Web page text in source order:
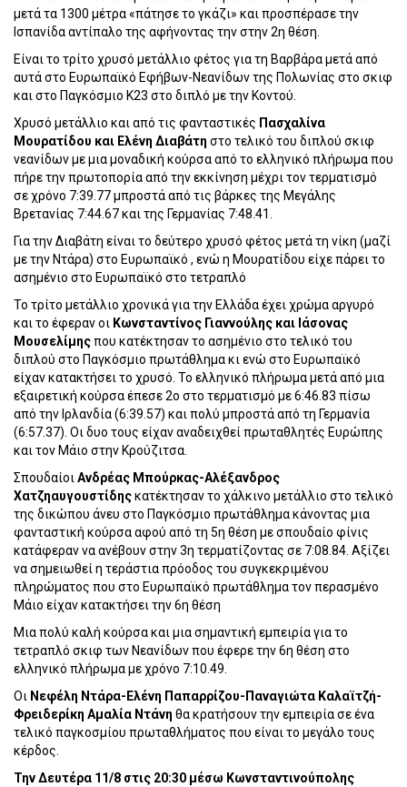
μετά τα 1300 μέτρα «πάτησε το γκάζι» και προσπέρασε την
Ισπανίδα αντίπαλο της αφήνοντας την στην 2η θέση.
Είναι το τρίτο χρυσό μετάλλιο φέτος για τη Βαρβάρα μετά από
αυτά στο Ευρωπαϊκό Εφήβων-Νεανίδων της Πολωνίας στο σκιφ
και στο Παγκόσμιο Κ23 στο διπλό με την Κοντού.
Χρυσό μετάλλιο και από τις φανταστικές Πασχαλίνα
Μουρατίδου και Ελένη Διαβάτη στο τελικό του διπλού σκιφ
νεανίδων με μια μοναδική κούρσα από το ελληνικό πλήρωμα που
πήρε την πρωτοπορία από την εκκίνηση μέχρι τον τερματισμό
σε χρόνο 7:39.77 μπροστά από τις βάρκες της Μεγάλης
Βρετανίας 7:44.67 και της Γερμανίας 7:48.41.
Για την Διαβάτη είναι το δεύτερο χρυσό φέτος μετά τη νίκη (μαζί
με την Ντάρα) στο Ευρωπαϊκό , ενώ η Μουρατίδου είχε πάρει το
ασημένιο στο Ευρωπαϊκό στο τετραπλό
Το τρίτο μετάλλιο χρονικά για την Ελλάδα έχει χρώμα αργυρό
και το έφεραν οι Κωνσταντίνος Γιαννούλης και Ιάσονας
Μουσελίμηςπου κατέκτησαν το ασημένιο στο τελικό του
διπλού στο Παγκόσμιο πρωτάθλημα κι ενώ στο Ευρωπαϊκό
είχαν κατακτήσει το χρυσό. Το ελληνικό πλήρωμα μετά από μια
εξαιρετική κούρσα έπεσε 2ο στο τερματισμό με 6:46.83 πίσω
από την Ιρλανδία (6:39.57) και πολύ μπροστά από τη Γερμανία
(6:57.37). Οι δυο τους είχαν αναδειχθεί πρωταθλητές Ευρώπης
και τον Μάιο στην Κρούζιτσα.
Σπουδαίοι Ανδρέας Μπούρκας-Αλέξανδρος
Χατζηαυγουστίδηςκατέκτησαν το χάλκινο μετάλλιο στο τελικό
της δικώπου άνευ στο Παγκόσμιο πρωτάθλημα κάνοντας μια
φανταστική κούρσα αφού από τη 5η θέση με σπουδαίο φίνις
κατάφεραν να ανέβουν στην 3η τερματίζοντας σε 7:08.84. Αξίζει
να σημειωθεί η τεράστια πρόοδος του συγκεκριμένου
πληρώματος που στο Ευρωπαϊκό πρωτάθλημα τον περασμένο
Μάιο είχαν κατακτήσει την 6η θέση
Μια πολύ καλή κούρσα και μια σημαντική εμπειρία για το
τετραπλό σκιφ των Νεανίδων που έφερε την 6η θέση στο
ελληνικό πλήρωμα με χρόνο 7:10.49.
Οι Νεφέλη Ντάρα-Ελένη Παπαρρίζου-Παναγιώτα Καλαϊτζή-
Φρειδερίκη Αμαλία Ντάνη θα κρατήσουν την εμπειρία σε ένα
τελικό παγκοσμίου πρωταθλήματος που είναι το μεγάλο τους
κέρδος.
Την Δευτέρα 11/8 στις 20:30 μέσω Κωνσταντινούπολης